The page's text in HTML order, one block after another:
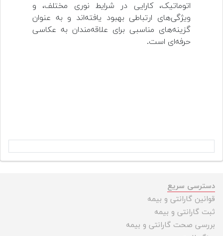
اتوماتیک، کارایی در شرایط نوری مختلف، و
ویژگی‌های ارتباطی بهبود یافته‌اند و به عنوان
گزینه‌های مناسبی برای علاقه‌مندان به عکاسی
حرفه‌ای است.
دسترسی سریع
قوانین گارانتی و بیمه
ثبت گارانتی و بیمه
بررسی صحت گارانتی و بیمه